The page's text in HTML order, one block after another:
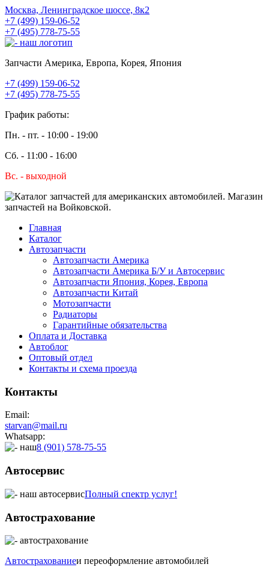
Москва, Ленинградское шоссе, 8к2
+7 (499) 159-06-52
+7 (495) 778-75-55
Запчасти Америка, Европа, Корея, Япония
+7 (499) 159-06-52
+7 (495) 778-75-55
График работы:
Пн. - пт. - 10:00 - 19:00
Сб. - 11:00 - 16:00
Вс. - выходной
Главная
Каталог
Автозапчасти
Автозапчасти Америка
Автозапчасти Америка Б/У и Автосервис
Автозапчасти Япония, Корея, Европа
Автозапчасти Китай
Мотозапчасти
Радиаторы
Гарантийные обязательства
Оплата и Доставка
Автоблог
Оптовый отдел
Контакты и схема проезда
Контакты
Email:
starvan@mail.ru
Whatsapp:
8 (901) 578-75-55
Автосервис
Полный спектр услуг!
Автострахование
Автострахованиеи переоформление автомобилей